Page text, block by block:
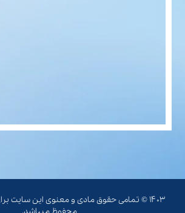
۱۴۰۳ © تمامی حقوق مادی و معنوی این سایت